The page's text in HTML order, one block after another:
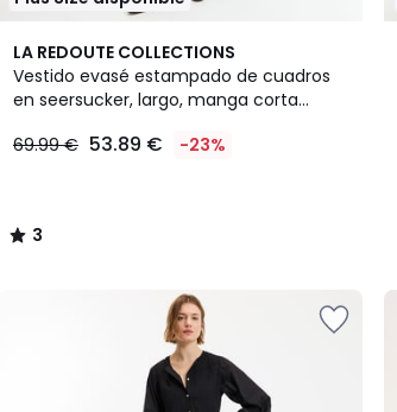
LA REDOUTE COLLECTIONS
Vestido evasé estampado de cuadros
en seersucker, largo, manga corta
69.99 € 53.89 € -23%
3
/
5
3
/